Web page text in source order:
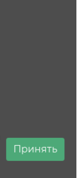
Принять